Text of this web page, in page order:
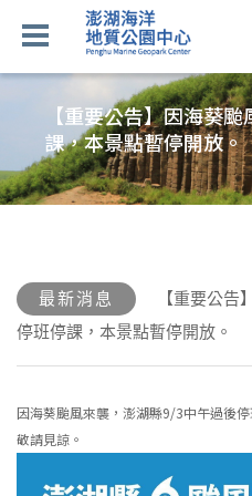
【重要公告】因海葵
課，本景點暫停開放。
最新消息
【重要公告
停班停課，本景點暫停開放。
因海葵颱風來襲，澎湖縣9/3中午過後
敬請見諒。